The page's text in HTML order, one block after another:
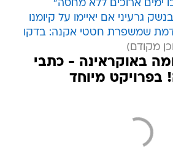
ימים ארוכים ללא מחסה"
גרעיני אם יאיימו על קיומנו
שמשפרת חטטי אקנה: בדקו
באוקראינה - כתבי
בפרויקט מיוחד